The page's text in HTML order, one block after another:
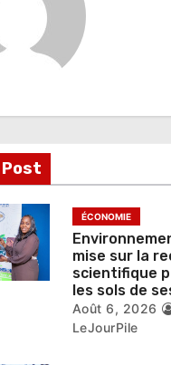
ÉCONOMIE
mise sur la
scientifique
les sols de
Août 6, 2026
LeJourPile